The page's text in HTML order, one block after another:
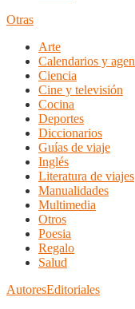
Otras
Arte
Calendarios y
Ciencia
Cine y televisión
Cocina
Deportes
Diccionarios
Guías de viaje
Inglés
Literatura de viajes
Manualidades
Multimedia
Otros
Poesia
Regalo
Salud
AutoresEditoriales